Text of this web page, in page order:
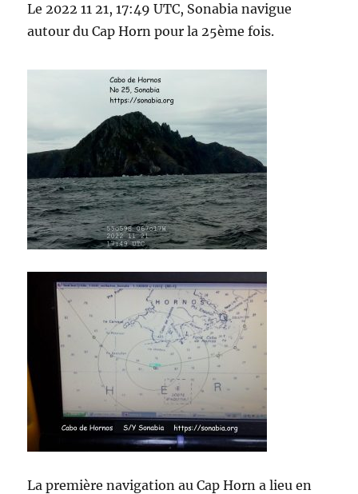
Le 2022 11 21, 17:49 UTC, Sonabia navigue
autour du Cap Horn pour la 25ème fois.
La première navigation au Cap Horn a lieu en